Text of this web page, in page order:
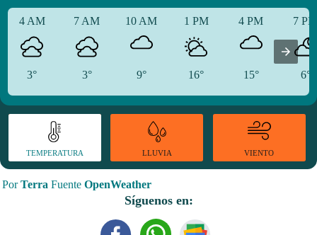
4 AM
3°
7 AM
3°
10 AM
9°
1 PM
16°
4 PM
15°
7
6°
TEMPERATURA LLUVIA VIENTO
PorTerra Fuente OpenWeather
Síguenos en: